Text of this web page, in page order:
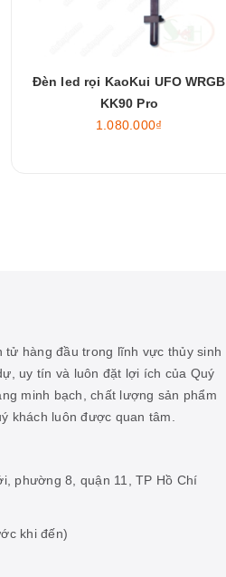
Đèn led rọi KaoKui UFO WRGB
KK90 Pro
1.080.000₫
hàng đầu trong lĩnh vực thủy sinh
uy tín và luôn đặt lợi ích của Quý
minh bạch, chất lượng sản phẩm
khách luôn được quan tâm.
phường 8, quận 11, TP Hồ Chí
khi đến)